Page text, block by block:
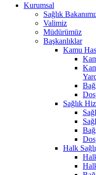
Kurumsal
Sağlık
Valimiz
Müdürümüz
Başkanlıklar
Kamu
Sağlık
Halk